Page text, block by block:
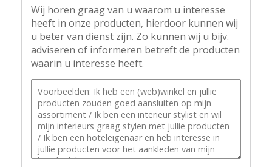
Wij horen graag van u waarom u interesse
heeft in onze producten, hierdoor kunnen wij
u beter van dienst zijn. Zo kunnen wij u bijv.
adviseren of informeren betreft de producten
waarin u interesse heeft.